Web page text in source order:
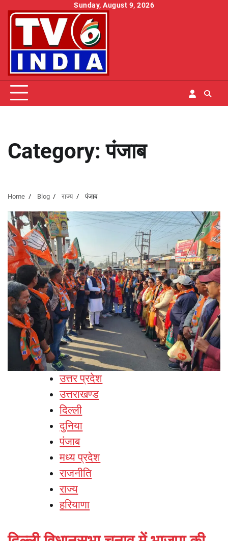
Skip
Sunday, August 9, 2026
Category:पंजाब
Home Blog राज्य पंजाब
उत्तर प्रदेश
उत्तराखण्ड
दिल्ली
दुनिया
पंजाब
मध्य प्रदेश
राजनीति
राज्य
हरियाणा